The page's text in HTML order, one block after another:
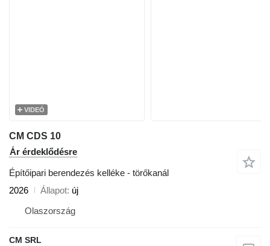
VIDEÓ
CM CDS 10
Ár érdeklődésre
Építőipari berendezés kelléke - törőkanál
2026
Állapot új
Olaszország
CM SRL